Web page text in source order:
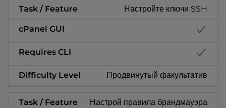
Настройте ключи SSH
Продвинутый факультатив
Настрой правила брандмауэра